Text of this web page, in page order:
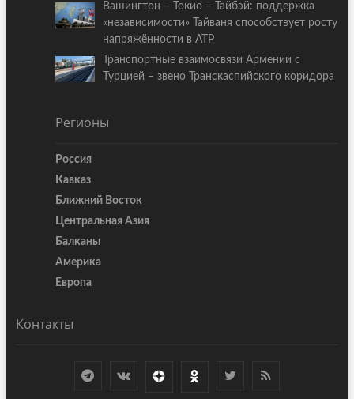
Вашингтон – Токио – Тайбэй: поддержка
«независимости» Тайваня способствует росту
напряжённости в АТР
Транспортные взаимосвязи Армении с
Турцией – звено Транскаспийского коридора
Регионы
Россия
Кавказ
Ближний Восток
Центральная Азия
Балканы
Америка
Европа
Контакты